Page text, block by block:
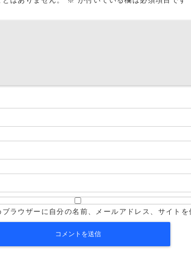
ラウザーに自分の名前、メールアドレス、サイトを